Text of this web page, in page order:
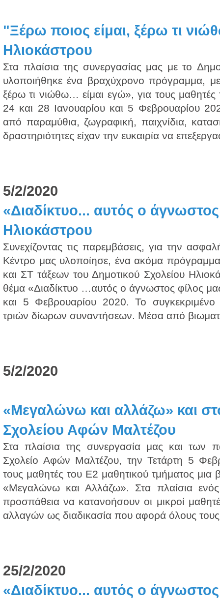
"Ξέρω ποιος είμαι, ξέρω τι
Ηλιοκάστρου
Στα πλαίσια της συνεργασίας μας με το
υλοποιήθηκε ένα βραχύχρονο πρόγραμμα,
ξέρω τι νιώθω… είμαι εγώ», για τους
24 και 28 Ιανουαρίου και 5 Φεβρουαρίου
από παραμύθια, ζωγραφική, παιχνίδια,
δραστηριότητες είχαν την ευκαιρία να
5/2/2020
«Διαδίκτυο... αυτός ο
Ηλιοκάστρου
Συνεχίζοντας τις παρεμβάσεις, για την
Κέντρο μας υλοποίησε, ένα ακόμα
και ΣΤ τάξεων του Δημοτικού Σχολείου
θέμα «Διαδίκτυο …αυτός ο άγνωστος φίλος
και 5 Φεβρουαρίου 2020. Το συγκεκριμένο
τριών δίωρων συναντήσεων. Μέσα από
5/2/2020
«Μεγαλώνω και αλλάζω» και
Σχολείου Αφών Μαλτέζου
Στα πλαίσια της συνεργασία μας και των
Σχολείο Αφών Μαλτέζου, την Τετάρτη 5
τους μαθητές του Ε2 μαθητικού τμήματος
«Μεγαλώνω και Αλλάζω». Στα πλαίσια ενός
προσπάθεια να κατανοήσουν οι μικροί
αλλαγών ως διαδικασία που αφορά όλους
25/2/2020
«Διαδίκτυο... αυτός ο